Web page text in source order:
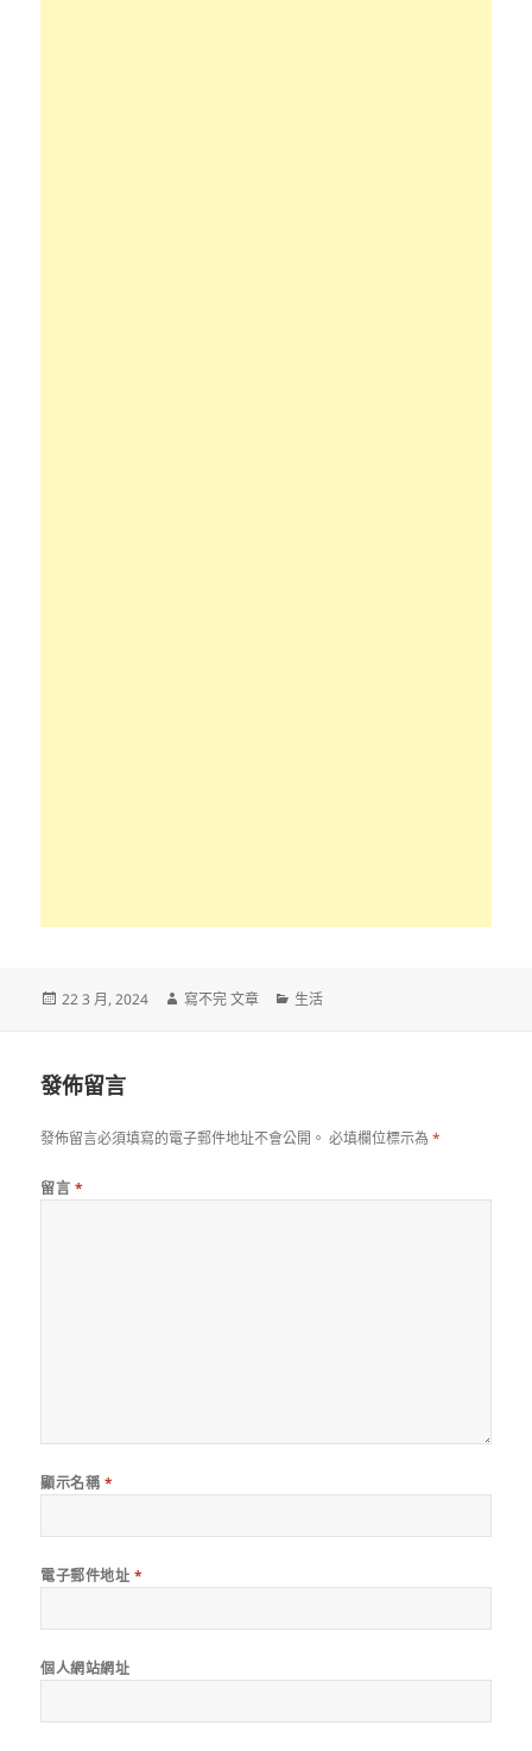
發
22 3 月, 2024
作
寫不完 文章
分
生活
發佈留言
發佈留言必須填寫的電子郵件地址不會公開。 必填欄位標示為*
留言 *
顯示名稱 *
電子郵件地址 *
個人網站網址